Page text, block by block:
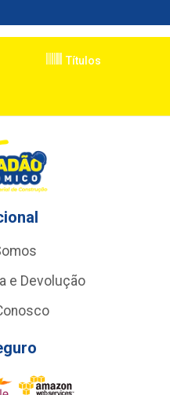
Títulos
e Devolução